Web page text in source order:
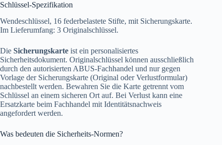
Schlüssel-Spezifikation
Wendeschlüssel, 16 federbelastete Stifte, mit Sicherungskarte.
Im Lieferumfang: 3 Originalschlüssel.
Die Sicherungskarte ist ein personalisiertes
Sicherheitsdokument. Originalschlüssel können ausschließlich
durch den autorisierten ABUS-Fachhandel und nur gegen
Vorlage der Sicherungskarte (Original oder Verlustformular)
nachbestellt werden. Bewahren Sie die Karte getrennt vom
Schlüssel an einem sicheren Ort auf. Bei Verlust kann eine
Ersatzkarte beim Fachhandel mit Identitätsnachweis
angefordert werden.
Was bedeuten die Sicherheits-Normen?